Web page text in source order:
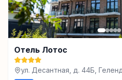
Отель Лотос
ул. Десантная, д. 44Б,